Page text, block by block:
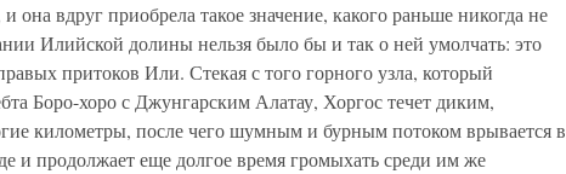
она вдруг приобрела такое значение, какого раньше никогда не
Илийской долины нельзя было бы и так о ней умолчать: это
притоков Или. Стекая с того горного узла, который
Боро-хоро с Джунгарским Алатау, Хоргос течет диким,
километры, после чего шумным и бурным потоком врывается в
и продолжает еще долгое время громыхать среди им же